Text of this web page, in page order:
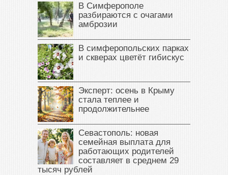
В Симферополе
разбираются с очагами
амброзии
В симферопольских парках
и скверах цветёт гибискус
Эксперт: осень в Крыму
стала теплее и
продолжительнее
Севастополь: новая
семейная выплата для
работающих родителей
составляет в среднем 29
тысяч рублей